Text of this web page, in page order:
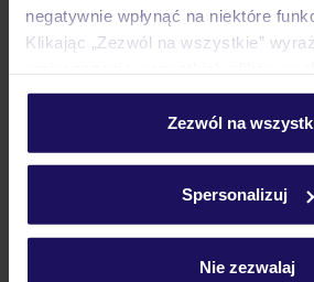
negatywnie wpłynąć na niektóre
Klikając „Zezwól na wszystkie”
personalizować swój wybór
Szczegółowe informacje o plikach
Zezwól na
Spersonalizuj
Nie zezwalaj
Ważne informacje
Czy w Hotelu będzie przedstawiciel TUI?
Na jakiej podstawie i gdzie otrzymam